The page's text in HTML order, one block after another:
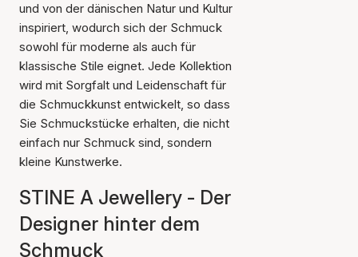
und von der dänischen Natur und Kultur
inspiriert, wodurch sich der Schmuck
sowohl für moderne als auch für
klassische Stile eignet. Jede Kollektion
wird mit Sorgfalt und Leidenschaft für
die Schmuckkunst entwickelt, so dass
Sie Schmuckstücke erhalten, die nicht
einfach nur Schmuck sind, sondern
kleine Kunstwerke.
STINE A Jewellery - Der
Designer hinter dem
Schmuck